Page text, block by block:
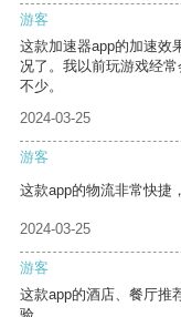
游客
这款加速器app的加速效
况了。我以前玩游戏经
不少。
2024-03-25
游客
这款app的物流非常快捷
2024-03-25
游客
这款app的酒店、餐厅推